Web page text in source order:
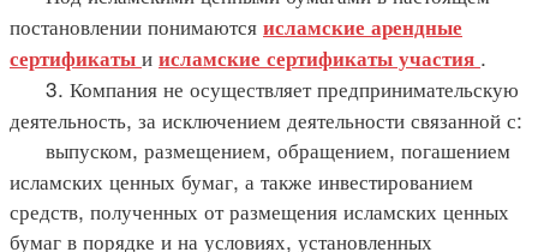
постановлении понимаются исламские арендные
сертификаты и исламские сертификаты участия .
3. Компания не осуществляет предпринимательскую
деятельность, за исключением деятельности связанной с:
выпуском, размещением, обращением, погашением
исламских ценных бумаг, а также инвестированием
средств, полученных от размещения исламских ценных
бумаг в порядке и на условиях, установленных